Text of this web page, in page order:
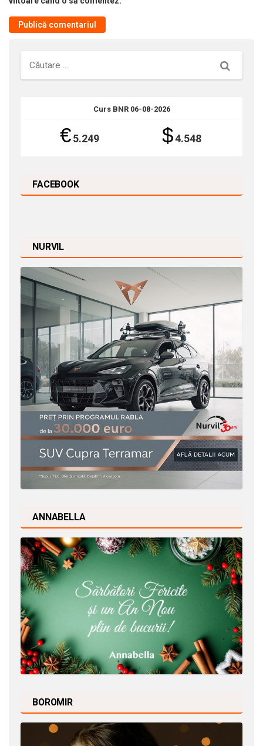
Căutare
Curs BNR 06-08-2026
€5.249 $4.548
FACEBOOK
NURVIL
ANNABELLA
BOROMIR